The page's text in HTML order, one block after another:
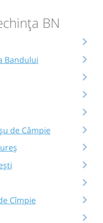
BN
Bandului
de Câmpie
Cîmpie